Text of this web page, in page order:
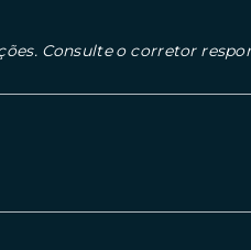
Consulte o corretor